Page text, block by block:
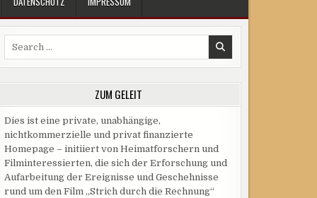
ZUM GELEIT
Dies ist eine private, unabhängige,
nichtkommerzielle und privat finanzierte
Homepage – initiiert von Heimatforschern und
Filminteressierten, die sich der Erforschung und
Aufarbeitung der Ereignisse und Geschehnisse
rund um den Film „Strich durch die Rechnung“